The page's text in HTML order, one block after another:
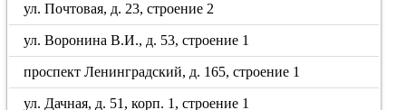
ул. Почтовая, д. 23, строение 2
ул. Воронина В.И., д. 53, строение 1
проспект Ленинградский, д. 165, строение 1
ул. Дачная, д. 51, корп. 1, строение 1